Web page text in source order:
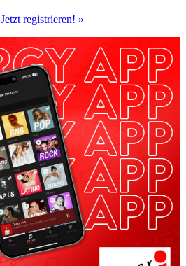
Jetzt registrieren! »